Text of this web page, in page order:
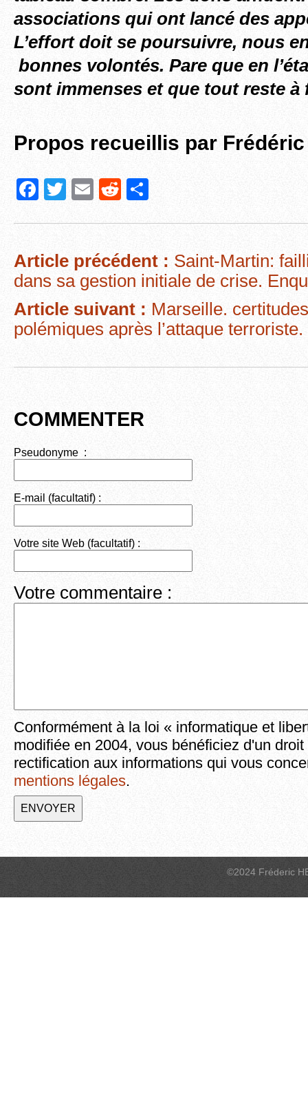
associations qui ont lancé des
L’effort doit se poursuivre, nous
bonnes volontés. Pare que en
sont immenses et que tout reste à
Propos recueillis par
F
e
b
o
o
k
T
er
E
R
di
t
g
er
Article précédent : Saint-Martin:
dans sa gestion initiale de crise.
Article suivant : Marseille.
polémiques après l’attaque terroriste.
COMMENTER
Pseudonyme :
E-mail (facultatif) :
Votre site Web (facultatif) :
Votre commentaire :
Conformément à la loi « informatique et
modifiée en 2004, vous bénéficiez d'un
rectification aux informations qui vous
mentions légales.
©2024 Fréderic